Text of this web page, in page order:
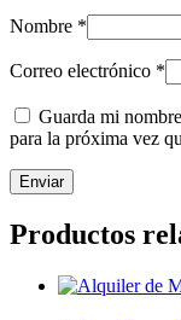
Nombre *
Correo electrónico *
Guarda mi
para la próxima vez
Productos